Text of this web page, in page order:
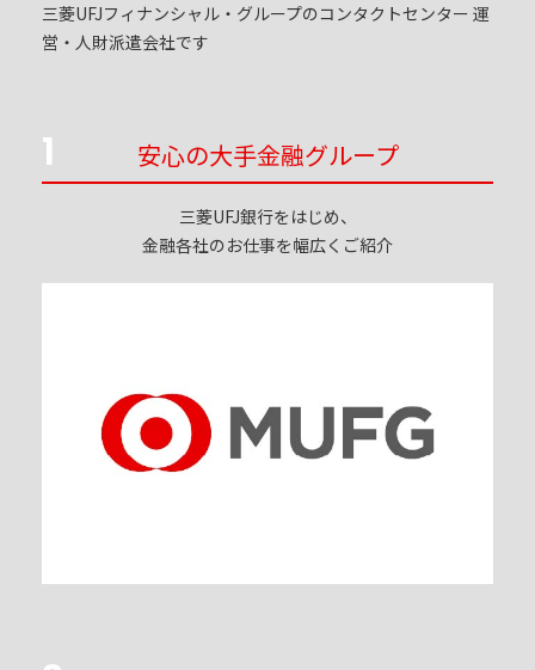
三菱UFJフィナンシャル・グループのコンタクトセンター 運
営・人財派遣会社です
1 安心の大手金融グループ
三菱UFJ銀行をはじめ、
金融各社のお仕事を幅広くご紹介